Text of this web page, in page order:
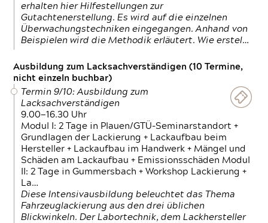
erhalten hier Hilfestellungen zur
Gutachtenerstellung. Es wird auf die einzelnen
Überwachungstechniken eingegangen. Anhand von
Beispielen wird die Methodik erläutert. Wie erstel…
Ausbildung zum Lacksachverständigen (10 Termine,
nicht einzeln buchbar)
Termin 9/10: Ausbildung zum
Lacksachverständigen
9.00—16.30 Uhr
Modul I: 2 Tage in Plauen/GTÜ-Seminarstandort +
Grundlagen der Lackierung + Lackaufbau beim
Hersteller + Lackaufbau im Handwerk + Mängel und
Schäden am Lackaufbau + Emissionsschäden Modul
II: 2 Tage in Gummersbach + Workshop Lackierung +
La…
Diese Intensivausbildung beleuchtet das Thema
Fahrzeuglackierung aus den drei üblichen
Blickwinkeln. Der Labortechnik, dem Lackhersteller